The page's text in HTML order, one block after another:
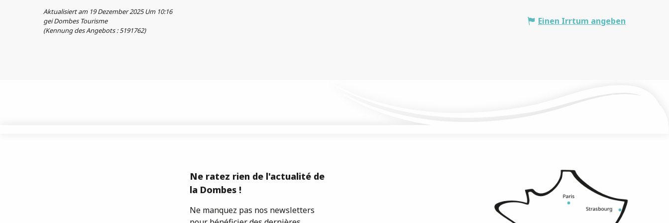
Aktualisiert am 19 Dezember 2025 Um 10:16
gei Dombes Tourisme
(Kennung des Angebots :5191762)
Einen Irrtum angeben
Ne ratez rien de l'actualité de
la Dombes !
Ne manquez pas nos newsletters